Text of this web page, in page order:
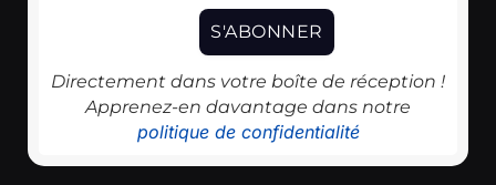
Directement dans votre boîte de réception !
Apprenez-en davantage dans notre
politique de confidentialité